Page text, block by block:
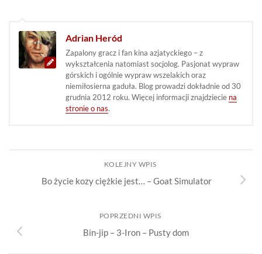
Adrian Heród
Zapalony gracz i fan kina azjatyckiego – z
wykształcenia natomiast socjolog. Pasjonat wypraw
górskich i ogólnie wypraw wszelakich oraz
niemiłosierna gaduła. Blog prowadzi dokładnie od 30
grudnia 2012 roku. Więcej informacji znajdziecie na
stronie o nas.
KOLEJNY WPIS
Bo życie kozy ciężkie jest… – Goat Simulator
POPRZEDNI WPIS
Bin-jip – 3-Iron – Pusty dom